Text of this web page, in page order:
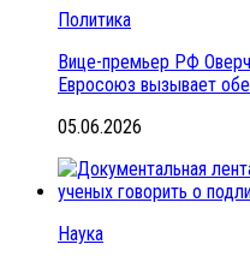
Политика
Вице-премьер РФ
Евросоюз вызывает
05.06.2026
Наука